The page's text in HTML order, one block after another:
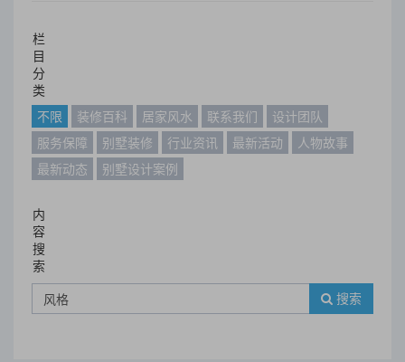
栏
目
分
类
不限
装修百科 居家风水 联系我们
设计团队
服务保障
别墅装修 行业资讯 最新活动
人物故事
最新动态
别墅设计案例
内
容
搜
索
搜索